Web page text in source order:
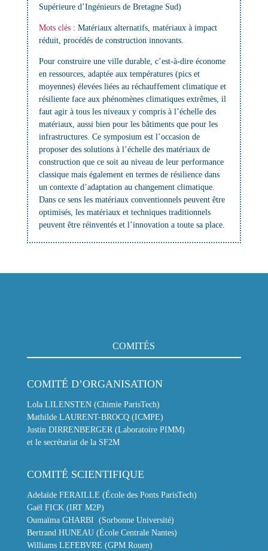
Supérieure d’Ingénieurs de Bretagne Sud)
Mots clés: Matériaux alternatifs, matériaux à impact
réduit, procédés de construction innovants.
Pour construire une ville durable, c’est-à-dire économe
en ressources, adaptée aux températures (pics et
moyennes) élevées liées au réchauffement climatique et
résiliente face aux phénomènes climatiques extrêmes, il
faut agir à tous les niveaux y compris à l’échelle des
matériaux, aussi bien pour les bâtiments que pour les
infrastructures. Ce symposium est l’occasion de
proposer des solutions à l’échelle des matériaux de
construction que ce soit au niveau de leur performance
classique mais également en termes de résilience dans
un contexte d’adaptation au changement climatique.
Dans ce sens les matériaux conventionnels peuvent être
optimisés, les matériaux et techniques traditionnels
peuvent être réinventés et l’innovation a toute sa place.
COMITÉS
COMITÉ D’ORGANISATION
Lola LILENSTEN (Chimie ParisTech)
Mathilde LAURENT-BROCQ (ICMPE)
Justin DIRRENBERGER (Laboratoire PIMM)
et le secrétariat de la SF2M
COMITÉ SCIENTIFIQUE
Adelaïde FERAILLE (École des Ponts ParisTech)
Gaël FICK (IRT M2P)
Oumaïma GHARBI (Sorbonne Université)
Bertrand HUNEAU (École Centrale Nantes)
Williams LEFEBVRE (GPM Rouen)